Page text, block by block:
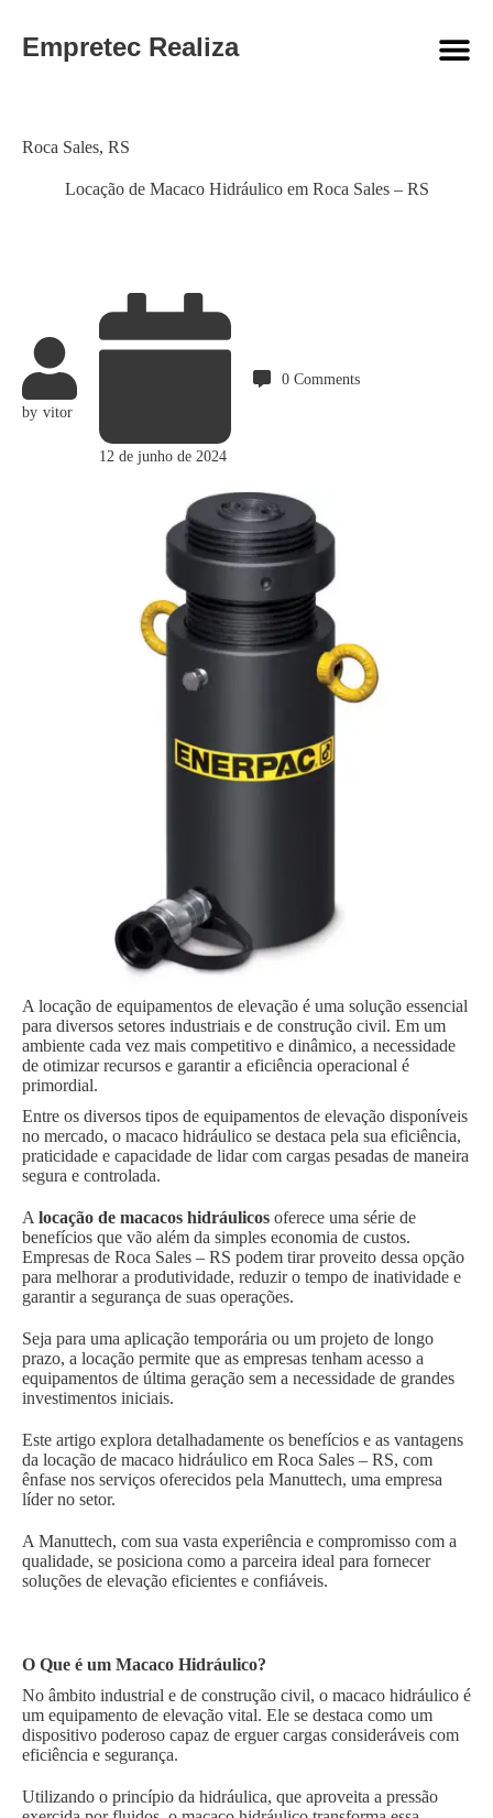
Empretec Realiza
Locação de Macaco Hidráulico em Roca Sales – RS
Category
Roca Sales, RS
by vitor
12 de junho de 2024
0 Comments
A locação de equipamentos de elevação é uma solução essencial
para diversos setores industriais e de construção civil. Em um
ambiente cada vez mais competitivo e dinâmico, a necessidade
de otimizar recursos e garantir a eficiência operacional é
primordial.
Entre os diversos tipos de equipamentos de elevação disponíveis
no mercado, o macaco hidráulico se destaca pela sua eficiência,
praticidade e capacidade de lidar com cargas pesadas de maneira
segura e controlada.
A locação de macacos hidráulicos oferece uma série de
benefícios que vão além da simples economia de custos.
Empresas de Roca Sales – RS podem tirar proveito dessa opção
para melhorar a produtividade, reduzir o tempo de inatividade e
garantir a segurança de suas operações.
Seja para uma aplicação temporária ou um projeto de longo
prazo, a locação permite que as empresas tenham acesso a
equipamentos de última geração sem a necessidade de grandes
investimentos iniciais.
Este artigo explora detalhadamente os benefícios e as vantagens
da locação de macaco hidráulico em Roca Sales – RS, com
ênfase nos serviços oferecidos pela Manuttech, uma empresa
líder no setor.
A Manuttech, com sua vasta experiência e compromisso com a
qualidade, se posiciona como a parceira ideal para fornecer
soluções de elevação eficientes e confiáveis.
O Que é um Macaco Hidráulico?
No âmbito industrial e de construção civil, o macaco hidráulico é
um equipamento de elevação vital. Ele se destaca como um
dispositivo poderoso capaz de erguer cargas consideráveis com
eficiência e segurança.
Utilizando o princípio da hidráulica, que aproveita a pressão